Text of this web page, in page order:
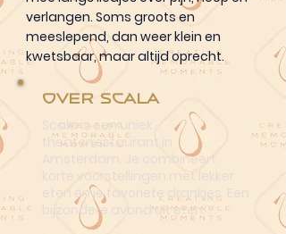
verlangen. Soms groots en
meeslepend, dan weer klein en
kwetsbaar, maar altijd oprecht.
Over Scala
Scala is een uniek
theaterrestaurant in
Amsterdam. Je combineert
korte voorstellingen met lekker
eten én je favoriete drankjes. Een
bijzondere avond uit eten!